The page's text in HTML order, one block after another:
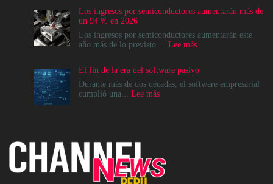
del
Data
Center
no
destino,
es
un
operativo
Los ingresos por semiconductores aumentarán más de
un 94 % en 2026
Los ingresos por semiconductores aumentarán este
año más de lo previsto.... Lee más:
por
semiconductores
El fin de la era del software pasivo
Durante más de dos décadas, el software empresarial
cumplió una... Lee más:
software
pasivo